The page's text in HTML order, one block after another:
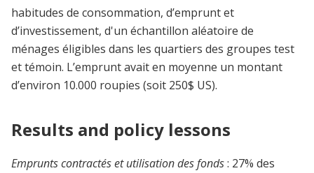
habitudes de consommation, d’emprunt et
d’investissement, d'un échantillon aléatoire de
ménages éligibles dans les quartiers des groupes test
et témoin. L’emprunt avait en moyenne un montant
d’environ 10.000 roupies (soit 250$ US).
Results and policy lessons
Emprunts contractés et utilisation des fonds: 27% des